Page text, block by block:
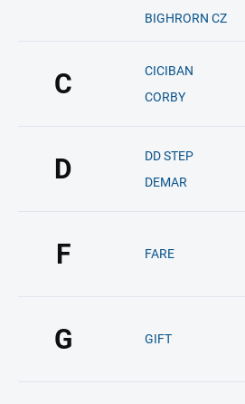
BIGHRORN CZ
C
CICIBAN
CORBY
D
DD STEP
DEMAR
F FARE
G GIFT